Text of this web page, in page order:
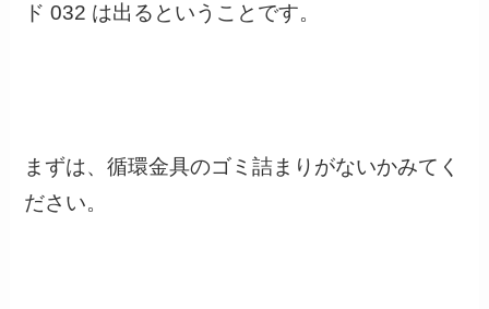
ド 032 は出るということです。
まずは、循環金具のゴミ詰まり がないかみてく
ださい。